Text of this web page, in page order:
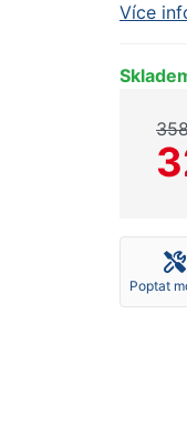
Více
Poptat